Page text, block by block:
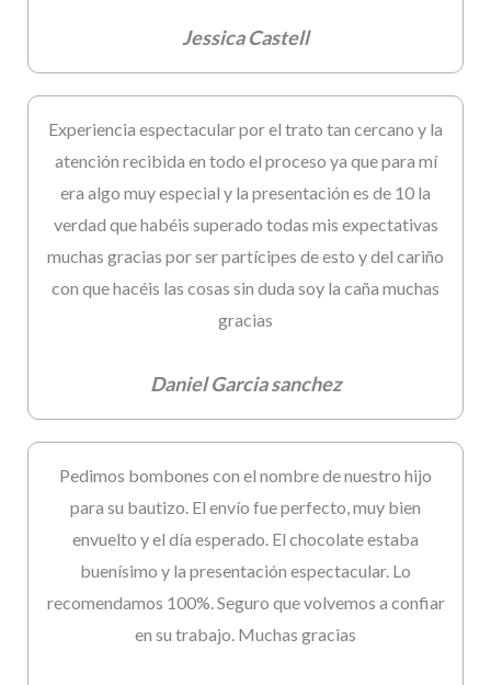
Jessica Castell
Experiencia espectacular por el trato tan cercano y la
atención recibida en todo el proceso ya que para mí
era algo muy especial y la presentación es de 10 la
verdad que habéis superado todas mis expectativas
muchas gracias por ser partícipes de esto y del cariño
con que hacéis las cosas sin duda soy la caña muchas
gracias
Daniel Garcia sanchez
Pedimos bombones con el nombre de nuestro hijo
para su bautizo. El envío fue perfecto, muy bien
envuelto y el día esperado. El chocolate estaba
buenísimo y la presentación espectacular. Lo
recomendamos 100%. Seguro que volvemos a confiar
en su trabajo. Muchas gracias